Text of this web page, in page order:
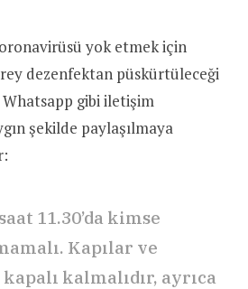
yok etmek için
dezenfektan püskürtüleceği
gibi iletişim
şekilde paylaşılmaya
11.30’da kimse
Kapılar ve
kalmalıdır, ayrıca